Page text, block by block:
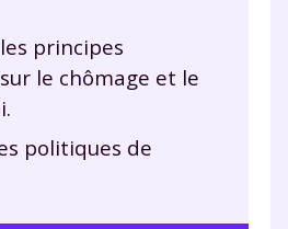
principes
le chômage et le
politiques de